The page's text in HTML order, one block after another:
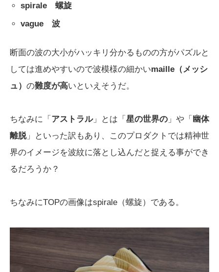
spirale 螺旋
vague 波
断面の波の大小がハッキリ分かるものの方がパズルと
しては進めやすいので波模様の細かいmaille（メッシ
ュ） の難度が高いといえそうだ。
ちなみに「 アストラル」とは「 星の世界の 」や「 幽体
離脱」といった訳もあり、このプロダクトでは精神世
界のイメージを波紋に落とし込んだと捉える事ができ
るだろうか？
ちなみにTOPの画像はspirale（螺旋）である。